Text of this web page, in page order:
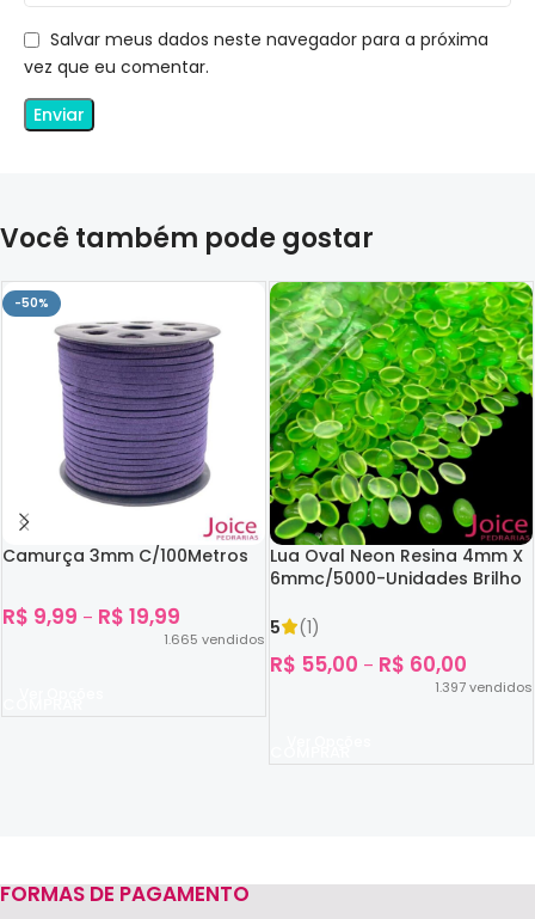
Salvar meus dados neste navegador para a próxima
vez que eu comentar.
Você também pode gostar
-50%
Camurça 3mm C/100Metros
R$ 9,99 – R$ 19,99
1.665 vendidos
Lua Oval Neon Resina 4mm X
6mmc/5000-Unidades Brilho
5
(1)
R$ 55,00 – R$ 60,00
1.397vendidos
Read more
FORMAS DE PAGAMENTO